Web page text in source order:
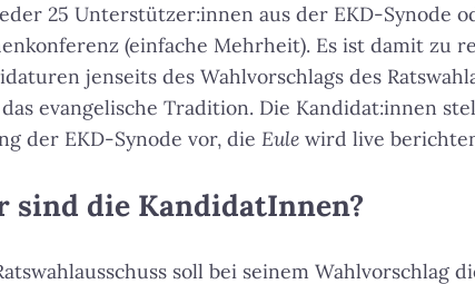
25 Unterstützer:innen aus der EKD-Synode
(einfache Mehrheit). Es ist damit zu
jenseits des Wahlvorschlags des
evangelische Tradition. Die Kandidat:innen
der EKD-Synode vor, die Eule wird live
sind die KandidatInnen?
soll bei seinem Wahlvorschlag